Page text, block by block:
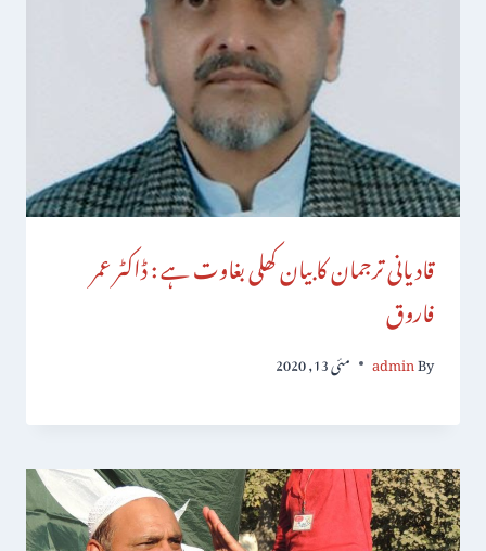
قادیانی ترجمان کا بیان کھلی بغاوت ہے : ڈاکٹر عمر
فاروق
By
admin مئی 13, 2020